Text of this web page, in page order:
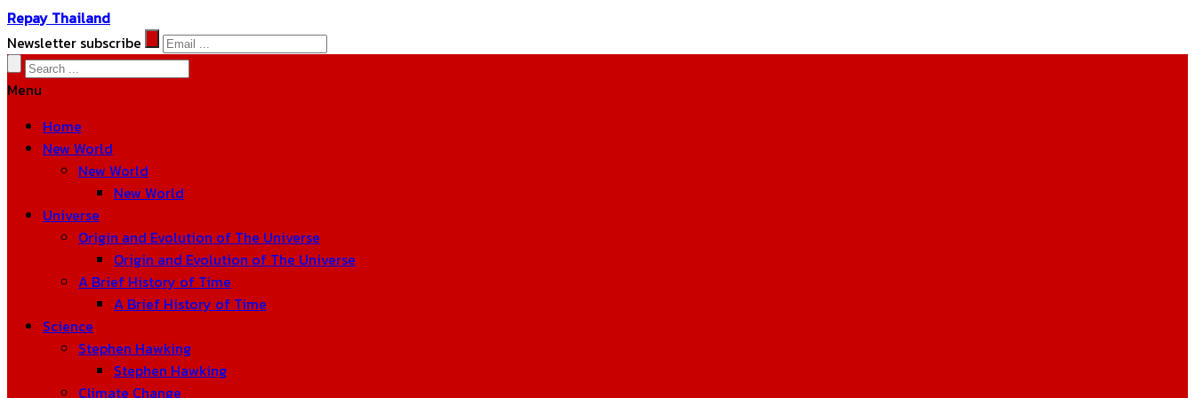
Repay Thailand
Newsletter subscribe
Menu
Home
New World
New World
New World
Universe
Origin and Evolution of The Universe
Origin and Evolution of The Universe
A Brief History of Time
A Brief History of Time
Science
Stephen Hawking
Stephen Hawking
Climate Change